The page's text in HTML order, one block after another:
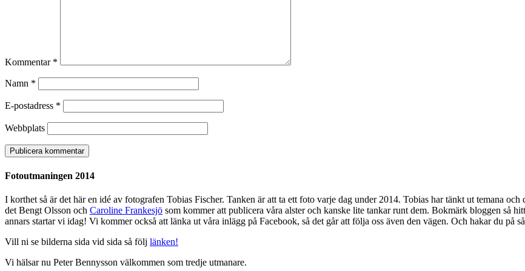
Kommentar *
Namn *
E-postadress *
Webbplats
Fotoutmaningen 2014
I korthet så är det här en idé av fotografen Tobias Fischer. Tanken är att ta ett foto varje dag under 2014. Tobias har tänkt ut temana och
det Bengt Olsson och Caroline Frankesjö som kommer att publicera våra alster och kanske lite tankar runt dem. Bokmärk bloggen så
annars startar vi idag! Vi kommer också att länka ut våra inlägg på Facebook, så det går att följa oss även den vägen. Och hakar du på
Vill ni se bilderna sida vid sida så följ länken!
Vi hälsar nu Peter Bennysson välkommen som tredje utmanare.